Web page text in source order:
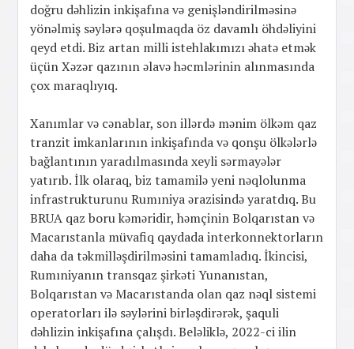
doğru dəhlizin inkişafına və genişləndirilməsinə
yönəlmiş səylərə qoşulmaqda öz davamlı öhdəliyini
qeyd etdi. Biz artan milli istehlakımızı əhatə etmək
üçün Xəzər qazının əlavə həcmlərinin alınmasında
çox maraqlıyıq.
Xanımlar və cənablar, son illərdə mənim ölkəm qaz
tranzit imkanlarının inkişafında və qonşu ölkələrlə
bağlantının yaradılmasında xeyli sərmayələr
yatırıb. İlk olaraq, biz tamamilə yeni nəqlolunma
infrastrukturunu Rumıniya ərazisində yaratdıq. Bu
BRUA qaz boru kəməridir, həmçinin Bolqarıstan və
Macarıstanla müvafiq qaydada interkonnektorların
daha da təkmilləşdirilməsini tamamladıq. İkincisi,
Rumıniyanın transqaz şirkəti Yunanıstan,
Bolqarıstan və Macarıstanda olan qaz nəql sistemi
operatorları ilə səylərini birləşdirərək, şaquli
dəhlizin inkişafına çalışdı. Beləliklə, 2022-ci ilin